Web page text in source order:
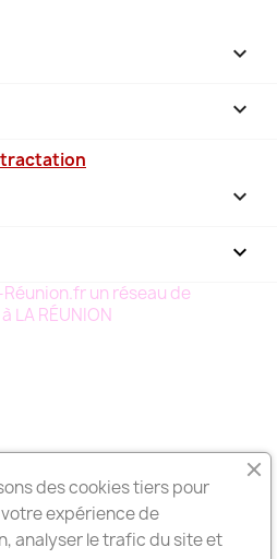



keyboard_arrow_down
un réseau de
LA RÉUNION
des cookies tiers pour
expérience de
analyser le trafic du site et